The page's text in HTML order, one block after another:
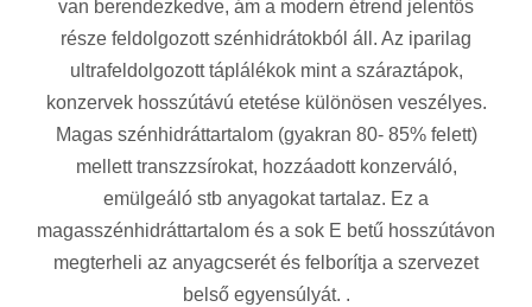
van berendezkedve, ám a modern étrend jelentős
része feldolgozott szénhidrátokból áll. Az iparilag
ultrafeldolgozott táplálékok mint a száraztápok,
konzervek hosszútávú etetése különösen veszélyes.
Magas szénhidráttartalom (gyakran 80- 85% felett)
mellett transzzsírokat, hozzáadott konzerváló,
emülgeáló stb anyagokat tartalaz. Ez a
magasszénhidráttartalom és a sok E betű hosszútávon
megterheli az anyagcserét és felborítja a szervezet
belső egyensúlyát. .